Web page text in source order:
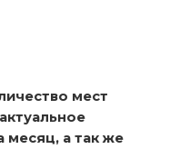
мест
месяц, а так же